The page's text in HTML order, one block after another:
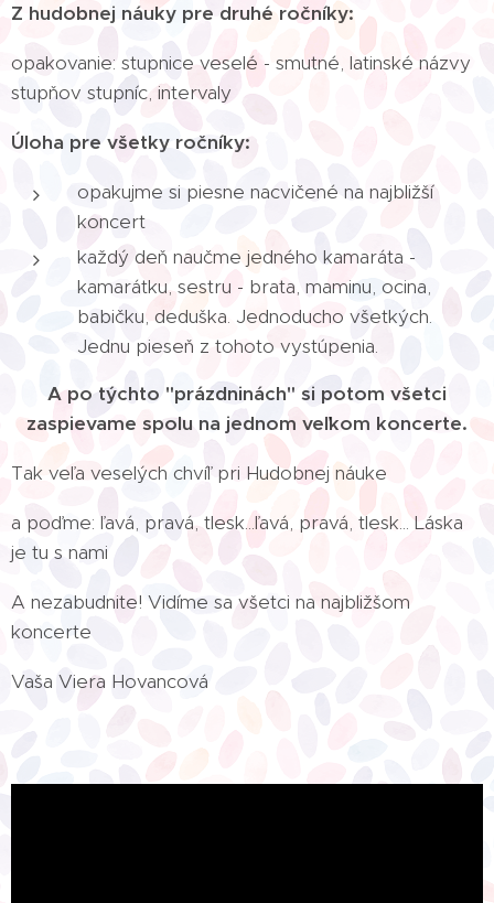
Z hudobnej náuky pre druhé ročníky:
opakovanie: stupnice veselé - smutné, latinské názvy
stupňov stupníc, intervaly
Úloha pre všetky ročníky:
opakujme si piesne nacvičené na najbližší
koncert
každý deň naučme jedného kamaráta -
kamarátku, sestru - brata, maminu, ocina,
babičku, deduška. Jednoducho všetkých.
Jednu pieseň z tohoto vystúpenia.
A po týchto "prázdninách" si potom všetci
zaspievame spolu na jednom veľkom koncerte.
Tak veľa veselých chvíľ pri Hudobnej náuke
a poďme: ľavá, pravá, tlesk...ľavá, pravá, tlesk... Láska
je tu s nami
A nezabudnite! Vidíme sa všetci na najbližšom
koncerte
Vaša Viera Hovancová